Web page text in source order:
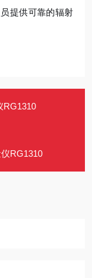
提供可靠的辐射
RG1310
RG1310